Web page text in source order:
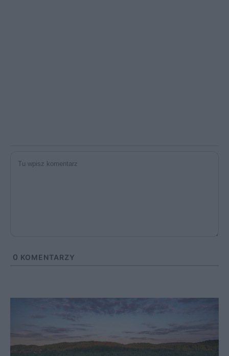
0 KOMENTARZY